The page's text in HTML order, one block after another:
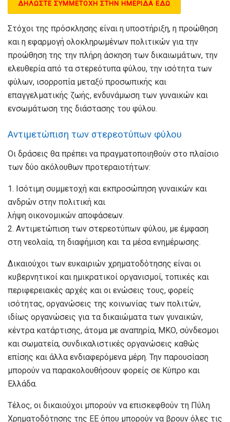
ΔΗΛΩΣΤΕ ΣΥΜΜΕΤΟΧΗ ΣΤΗΝ ΗΜΕΡΙΔΑ ΕΔΩ
Στόχοι της πρόσκλησης είναι η υποστήριξη, η προώθηση
και η εφαρμογή ολοκληρωμένων πολιτικών για την
προώθηση της την πλήρη άσκηση των δικαιωμάτων, την
ελευθερία από τα στερεότυπα φύλου, την ισότητα των
φύλων, ισορροπία μεταξύ προσωπικής και
επαγγελματικής ζωής, ενδυνάμωση των γυναικών και
ενσωμάτωση της διάστασης του φύλου.
Αντιμετώπιση των στερεοτύπων φύλου
Οι δράσεις θα πρέπει να πραγματοποιηθούν στο πλαίσιο
των δύο ακόλουθων προτεραιοτήτων:
1. Ισότιμη συμμετοχή και εκπροσώπηση γυναικών και
ανδρών στην πολιτική και
λήψη οικονομικών αποφάσεων.
2. Αντιμετώπιση των στερεοτύπων φύλου, με έμφαση
στη νεολαία, τη διαφήμιση και τα μέσα ενημέρωσης.
Δικαιούχοι των ευκαιριών χρηματοδότησης είναι οι
κυβερνητικοί και ημικρατικοί οργανισμοί, τοπικές και
περιφερειακές αρχές και οι ενώσεις τους, φορείς
ισότητας, οργανώσεις της κοινωνίας των πολιτών,
ιδίως οργανώσεις για τα δικαιώματα των γυναικών,
κέντρα κατάρτισης, άτομα με αναπηρία, ΜΚΟ, σύνδεσμοι
και σωματεία, συνδικαλιστικές οργανώσεις καθώς
επίσης και άλλα ενδιαφερόμενα μέρη. Την παρουσίαση
μπορούν να παρακολουθήσουν φορείς σε Κύπρο και
Ελλάδα.
Τέλος, οι δικαιούχοι μπορούν να επισκεφθούν τη Πύλη
Χρηματοδότησης της ΕΕ όπου μπορούν να βρουν όλες τις